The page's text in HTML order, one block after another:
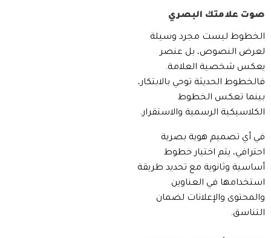
صوت علامتك البصري
الخطوط ليست مجرد وسيلة
لعرض النصوص، بل عنصر
يعكس شخصية العلامة.
فالخطوط الحديثة توحي بالابتكار،
بينما تعكس الخطوط
الكلاسيكية الرسمية والاستقرار.
في أي تصميم هوية بصرية
احترافي، يتم اختيار خطوط
أساسية وثانوية مع تحديد طريقة
استخدامها في العناوين
والمحتوى والإعلانات لضمان
التناسق.